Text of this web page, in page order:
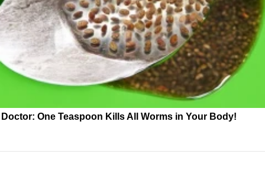
Doctor: One Teaspoon Kills All Worms in Your Body!